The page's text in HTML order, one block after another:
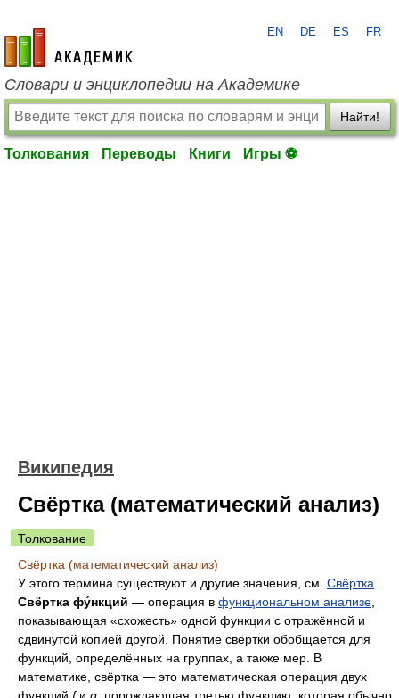
academic.ru
EN DE ES FR
Словари и энциклопедии на Академике
Найти!
Толкования Переводы Книги Игры ⚽
Википедия
Свёртка (математический анализ)
Толкование
Свёртка (математический анализ)
У этого термина существуют и другие значения, см. Свёртка
Свёртка фу́нкций — операция в функциональном анализе
показывающая «схожесть» одной функции с отражённой и
сдвинутой копией другой. Понятие свёртки обобщается для
функций, определённых на группах, а также мер. В
математике, свёртка — это математическая операция двух